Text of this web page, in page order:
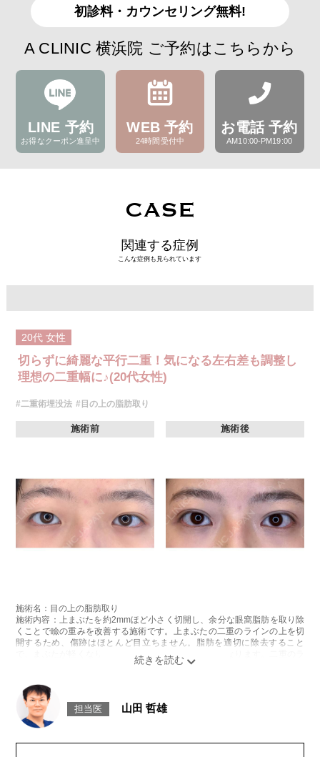
初診料・カウンセリング無料!
A CLINIC 横浜院 ご予約はこちらから
LINE 予約
お得なクーポン進呈中
WEB 予約
24時間受付中
お電話 予約
AM10:00-PM19:00
CASE
関連する症例
こんな症例も見られています
20代 女性
切らずに綺麗な平行二重！気になる左右差も調整し
理想の二重幅に♪(20代女性)
#二重術埋没法 #目の上の脂肪取り
施術前 施術後
施術名：目の上の脂肪取り
施術内容：上まぶたを約2mmほど小さく切開し、余分な眼窩脂肪を取り除
くことで瞼の重みを改善する施術です。上まぶたの二重のラインの上を切
開するため、傷跡はほとんど目立ちません。脂肪を適切に除去すること
で、まぶたが軽くなり、目元がすっきりとした印象になります。二重のラ
インもよりくっきりと出やすくなるため、眠たそうな目元や重たいまぶた
施術時間：約15分程
リスク、副作用：腫れ、内出血、疼痛などが術後一時的に生じることがご
ざいます。また、稀に細菌感染症、左右差、肥厚性瘢痕、創部陥凹などが
生じることがございます。
オプション：笑気麻酔 3,300円(税込)
担当医 山田 哲雄